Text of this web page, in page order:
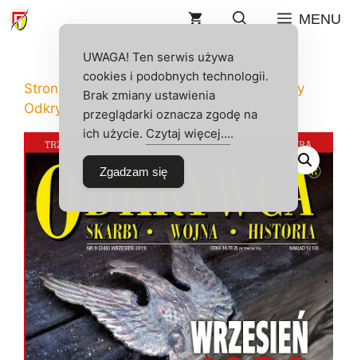
Przejdź
do
MENU
Strona główna/ Sklep / Odkrywca
Numery
Odkrywcy/2019/ ODKRYWCA 9/2019
UWAGA! Ten serwis używa
cookies i podobnych technologii.
Brak zmiany ustawienia
przeglądarki oznacza zgodę na
ich użycie. Czytaj więcej….
Zgadzam się